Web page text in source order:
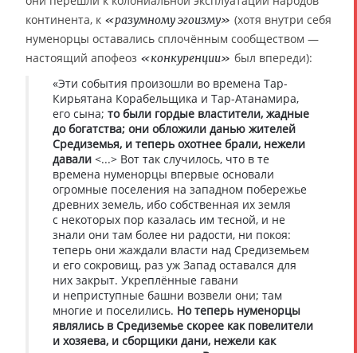
континента, к «разумному эгоизму» (хотя внутри себя
нуменорцы оставались сплочённым сообществом —
настоящий апофеоз «конкуренции» был впереди):
«Эти события произошли во времена Тар-
Кирьятана Корабельщика и Тар-Атанамира,
его сына; то были гордые властители, жадные
до богатства; они обложили данью жителей
Средиземья, и теперь охотнее брали, нежели
давали <...> Вот так случилось, что в те
времена нуменорцы впервые основали
огромные поселения на западном побережье
древних земель, ибо собственная их земля
с некоторых пор казалась им тесной, и не
знали они там более ни радости, ни покоя:
теперь они жаждали власти над Средиземьем
и его сокровищ, раз уж Запад оставался для
них закрыт. Укреплённые гавани
и неприступные башни возвели они; там
многие и поселились. Но теперь нуменорцы
являлись в Средиземье скорее как повелители
и хозяева, и сборщики дани, нежели как